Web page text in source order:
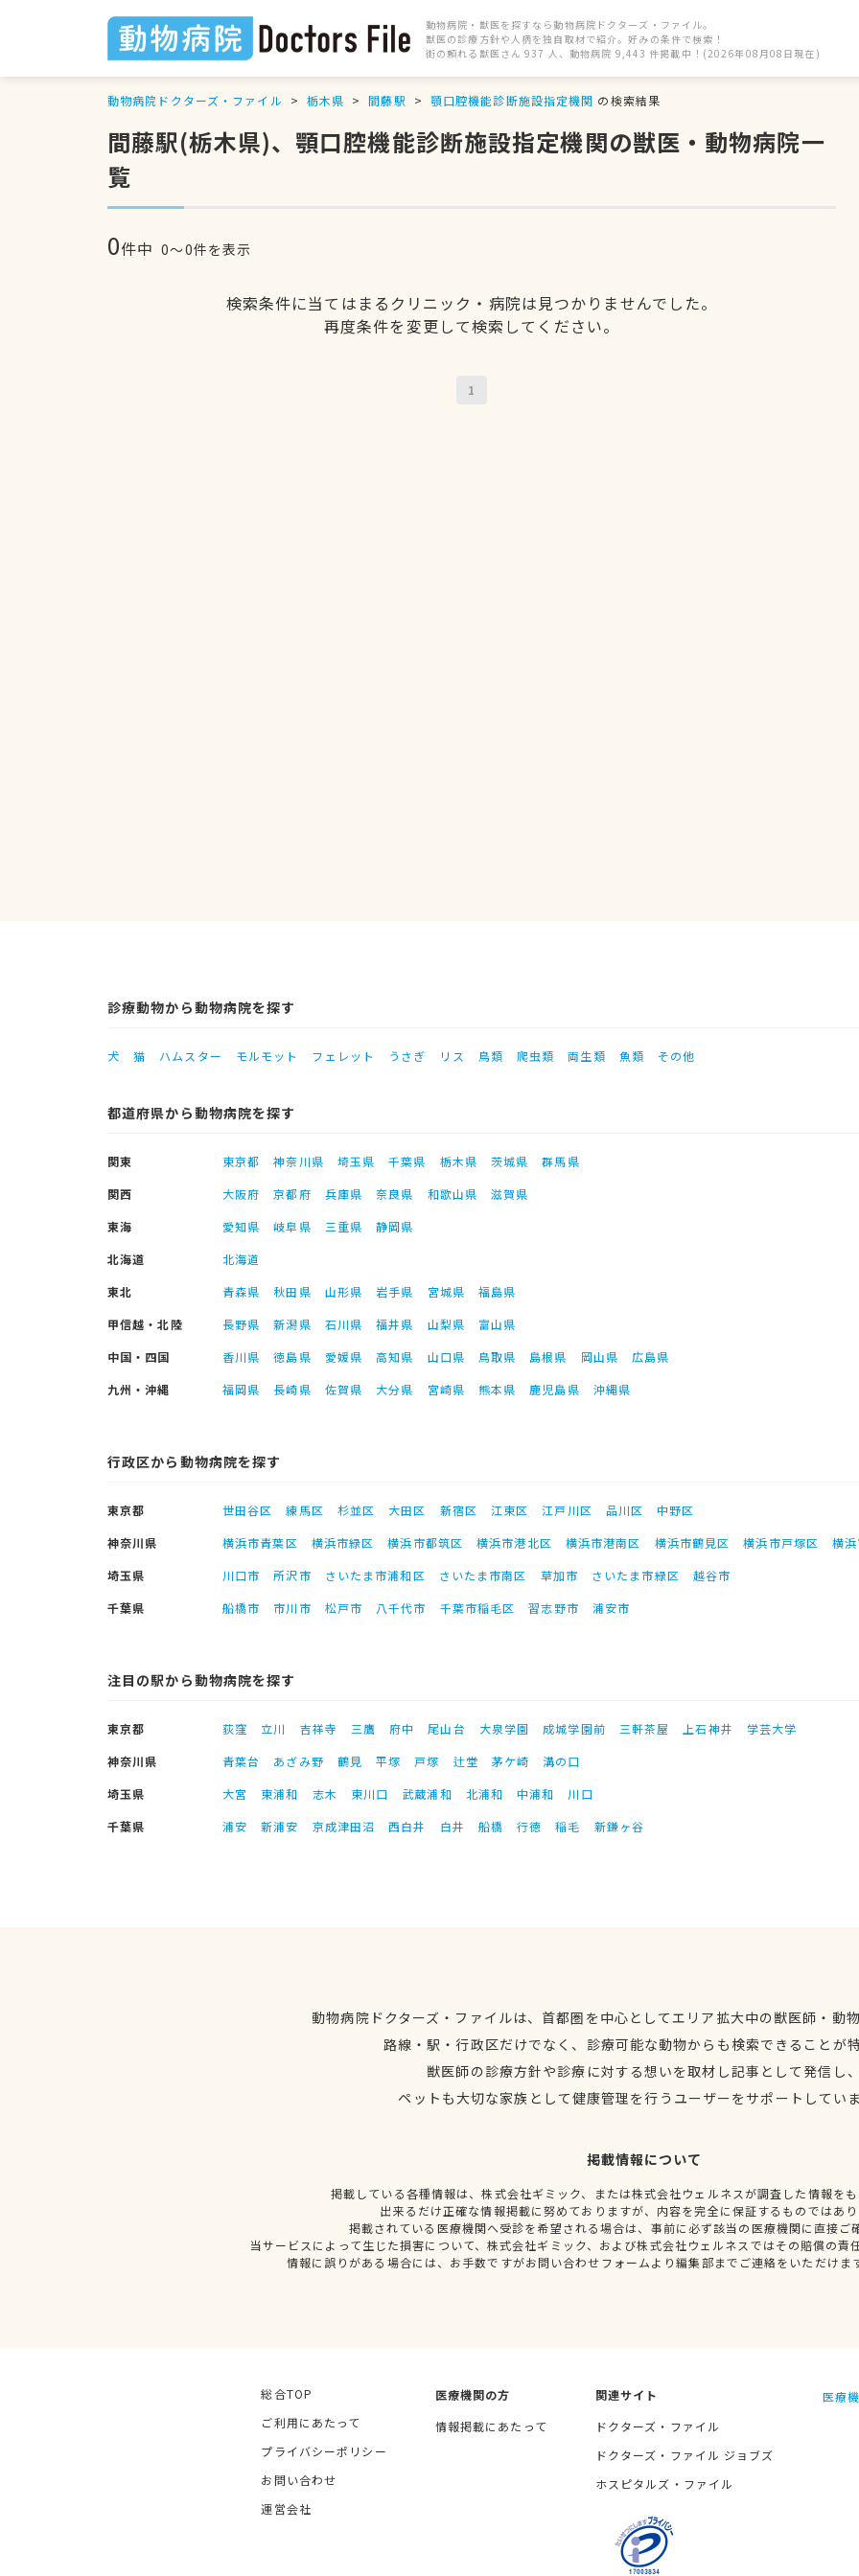
動物病院・獣医を探すなら動物病院ドクターズ・ファイル。
獣医の診療方針や人柄を独自取材で紹介。好みの条件で検索！
街の頼れる獣医さん 937 人、動物病院 9,443 件掲載中！(2026年08月08日現在)
動物病院ドクターズ・ファイル 栃木県 間藤駅 顎口腔機能診断施設指定機関 の検索結果
間藤駅(栃木県)、顎口腔機能診断施設指定機関の獣医・動物病院一
覧
0件中 0〜0件を表示
検索条件に当てはまるクリニック・病院は見つかりませんでした。
再度条件を変更して検索してください。
1
診療動物から動物病院を探す
犬 猫 ハムスター モルモット フェレット うさぎ リス 鳥類 爬虫類 両生類 魚類 その他
都道府県から動物病院を探す
関東 東京都 神奈川県 埼玉県 千葉県 栃木県 茨城県
群馬県
関西
大阪府 京都府 兵庫県 奈良県 和歌山県
滋賀県
東海
愛知県 岐阜県 三重県
静岡県
北海道
北海道
東北
青森県 秋田県 山形県 岩手県 宮城県
福島県
甲信越・北陸
長野県 新潟県 石川県 福井県 山梨県
富山県
中国・四国
香川県 徳島県 愛媛県 高知県 山口県 鳥取県 島根県 岡山県
広島県
九州・沖縄
福岡県 長崎県 佐賀県 大分県 宮崎県 熊本県 鹿児島県 沖縄県
行政区から動物病院を探す
東京都 世田谷区 練馬区 杉並区 大田区 新宿区 江東区 江戸川区 品川区
中野区
神奈川県
横浜市青葉区 横浜市緑区 横浜市都筑区 横浜市港北区 横浜市港南区 横浜市鶴見区 横浜市戸塚区
横
埼玉県
川口市 所沢市 さいたま市浦和区 さいたま市南区 草加市 さいたま市緑区
越谷市
千葉県
船橋市 市川市 松戸市 八千代市 千葉市稲毛区 習志野市 浦安市
注目の駅から動物病院を探す
東京都 荻窪 立川 吉祥寺 三鷹 府中 尾山台 大泉学園 成城学園前 三軒茶屋 上石神井
学芸大学
神奈川県
青葉台 あざみ野 鶴見 平塚 戸塚 辻堂 茅ケ崎
溝の口
埼玉県
大宮 東浦和 志木 東川口 武蔵浦和 北浦和 中浦和
川口
千葉県
浦安 新浦安 京成津田沼 西白井 白井 船橋 行徳 稲毛 新鎌ヶ谷
動物病院ドクターズ・ファイルは、首都圏を中心としてエリア拡大中の獣医師・動
路線・駅・行政区だけでなく、診療可能な動物からも検索できることが
獣医師の診療方針や診療に対する想いを取材し記事として発信し
ペットも大切な家族として健康管理を行うユーザーをサポートしてい
掲載情報について
掲載している各種情報は、株式会社ギミック、または株式会社ウェルネスが調査した情報を
出来るだけ正確な情報掲載に努めておりますが、内容を完全に保証するものではあ
掲載されている医療機関へ受診を希望される場合は、事前に必ず該当の医療機関に直接ご
当サービスによって生じた損害について、株式会社ギミック、および株式会社ウェルネスではその賠償の責
情報に誤りがある場合には、お手数ですがお問い合わせフォームより編集部までご連絡をいただけま
総合TOP
ご利用にあたって
プライバシーポリシー
お問い合わせ
運営会社
医療機関の方
情報掲載にあたって
関連サイト
ドクターズ・ファイル
ドクターズ・ファイル ジョブズ
ホスピタルズ・ファイル
医療